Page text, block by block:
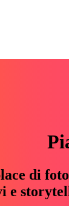
di
e